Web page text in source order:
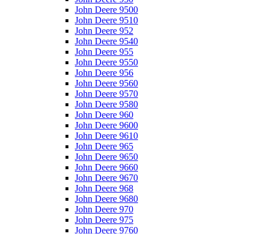
John Deere 9500
John Deere 9510
John Deere 952
John Deere 9540
John Deere 955
John Deere 9550
John Deere 956
John Deere 9560
John Deere 9570
John Deere 9580
John Deere 960
John Deere 9600
John Deere 9610
John Deere 965
John Deere 9650
John Deere 9660
John Deere 9670
John Deere 968
John Deere 9680
John Deere 970
John Deere 975
John Deere 9760